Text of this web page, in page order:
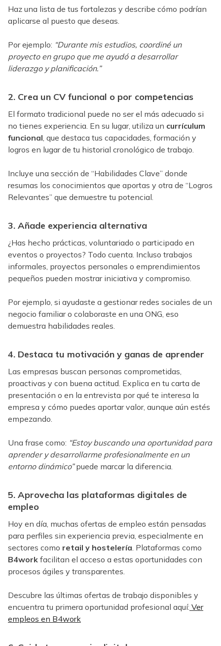
Haz una lista de tus fortalezas y describe cómo podrían
aplicarse al puesto que deseas.
Por ejemplo: “Durante mis estudios, coordiné un
proyecto en grupo que me ayudó a desarrollar
liderazgo y planificación.”
2. Crea un CV funcional o por competencias
El formato tradicional puede no ser el más adecuado si
no tienes experiencia. En su lugar, utiliza un currículum
funcional, que destaca tus capacidades, formación y
logros en lugar de tu historial cronológico de trabajo.
Incluye una sección de “Habilidades Clave” donde
resumas los conocimientos que aportas y otra de “Logros
Relevantes” que demuestre tu potencial.
3. Añade experiencia alternativa
¿Has hecho prácticas, voluntariado o participado en
eventos o proyectos? Todo cuenta. Incluso trabajos
informales, proyectos personales o emprendimientos
pequeños pueden mostrar iniciativa y compromiso.
Por ejemplo, si ayudaste a gestionar redes sociales de un
negocio familiar o colaboraste en una ONG, eso
demuestra habilidades reales.
4. Destaca tu motivación y ganas de aprender
Las empresas buscan personas comprometidas,
proactivas y con buena actitud. Explica en tu carta de
presentación o en la entrevista por qué te interesa la
empresa y cómo puedes aportar valor, aunque aún estés
empezando.
Una frase como: “Estoy buscando una oportunidad para
aprender y desarrollarme profesionalmente en un
entorno dinámico”puede marcar la diferencia.
5. Aprovecha las plataformas digitales de
empleo
Hoy en día, muchas ofertas de empleo están pensadas
para perfiles sin experiencia previa, especialmente en
sectores como retail y hostelería. Plataformas como
B4work facilitan el acceso a estas oportunidades con
procesos ágiles y transparentes.
Descubre las últimas ofertas de trabajo disponibles y
encuentra tu primera oportunidad profesional aquí: Ver
empleos en B4work